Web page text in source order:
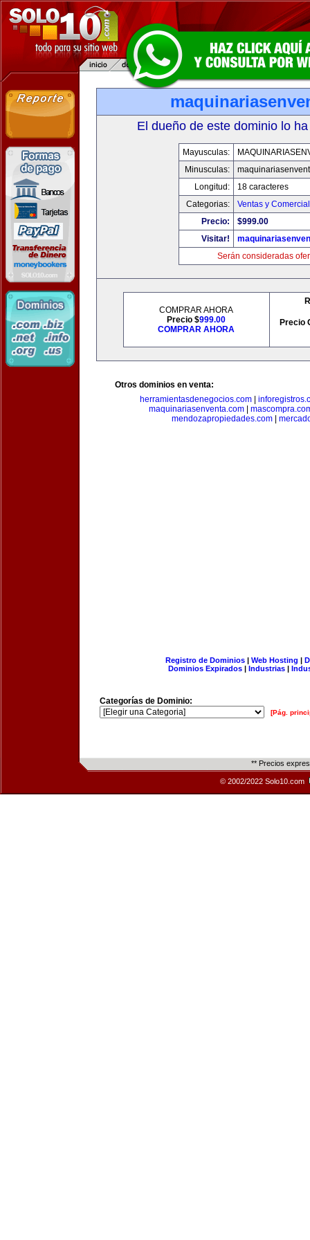
El dueño de este dominio lo
Mayusculas:
Minusculas:
Longitud:
18 caracteres
Categorias:
Ventas y
Precio:
$999.00
Visitar!
Serán consideradas
COMPRAR AHORA
Precio $999.00
COMPRAR AHORA
Precio
Otros dominios en venta:
herramientasdenegocios.com|
maquinariasenventa.com|
mendozapropiedades.com|
Registro de Dominios| Web Hosting |
Dominios Expirados | Industrias |
Categorías de Dominio:
[Pág.
** Precios
© 2002/2022 Solo10.com